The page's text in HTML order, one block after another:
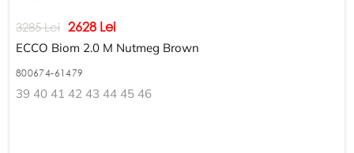
3285 Lei 2628 Lei
ECCO Biom 2.0 M Nutmeg Brown
800674-61479
39 40 41 42 43 44 45 46